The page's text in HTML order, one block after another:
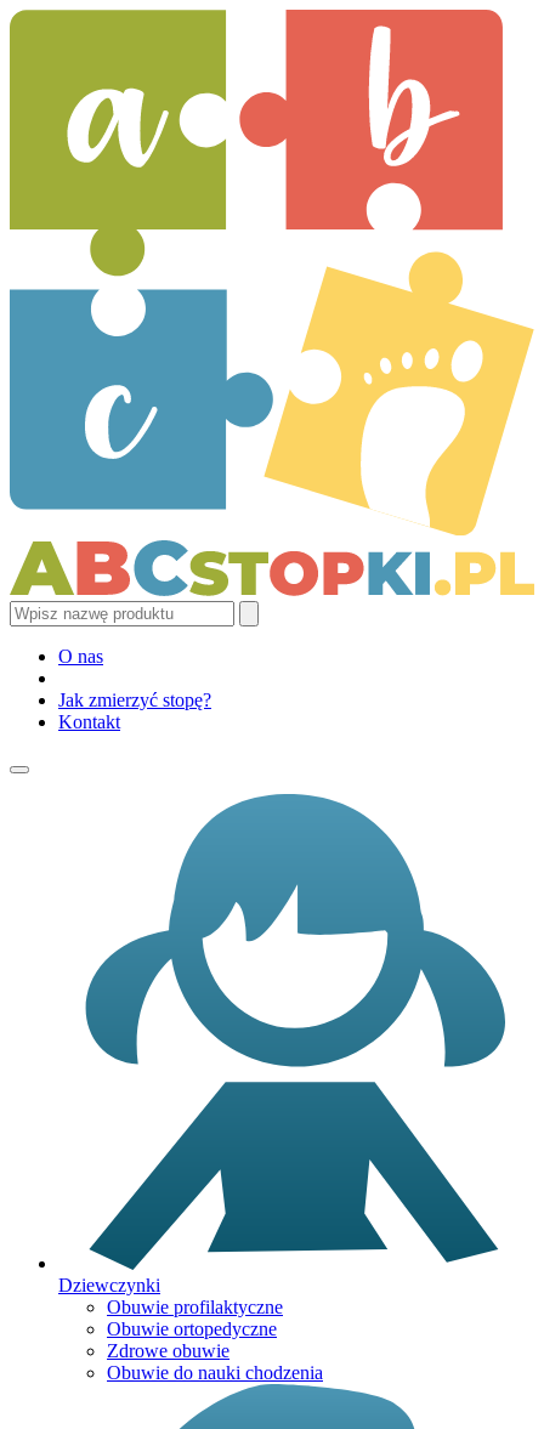
O nas
Jak zmierzyć stopę?
Kontakt
Dziewczynki
Obuwie profilaktyczne
Obuwie ortopedyczne
Zdrowe obuwie
Obuwie do nauki chodzenia